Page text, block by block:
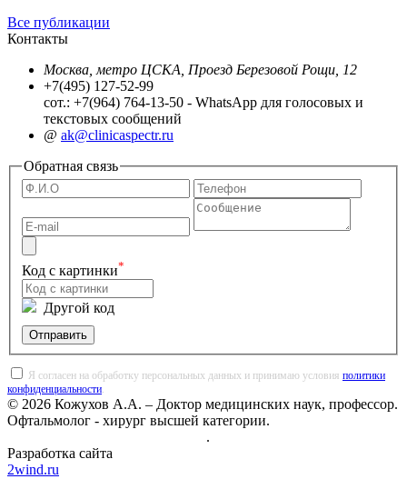
Все публикации
Контакты
Москва, метро ЦСКА, Проезд Березовой Рощи, 12
+7(495) 127-52-99
сот.: +7(964) 764-13-50 - WhatsApp для голосовых и
текстовых сообщений
@ ak@clinicaspectr.ru
Обратная связь
Код с картинки*
Другой код
Отправить
Я согласен на обработку персональных данных и принимаю условия политики
конфиденциальности.
© 2026 Кожухов А.А. – Доктор медицинских наук, профессор.
Офтальмолог - хирург высшей категории.
.
Разработка сайта
2wind.ru